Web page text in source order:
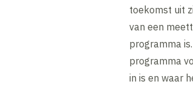
toekomst uit
van een
programma
programma
in is en waar